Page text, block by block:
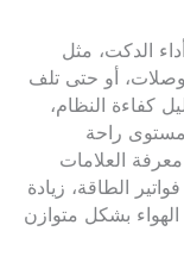
الدكت، مثل
أو حتى تلف
كفاءة النظام،
مستوى راحة
العلامات
الطاقة، زيادة
الهواء بشكل متوازن